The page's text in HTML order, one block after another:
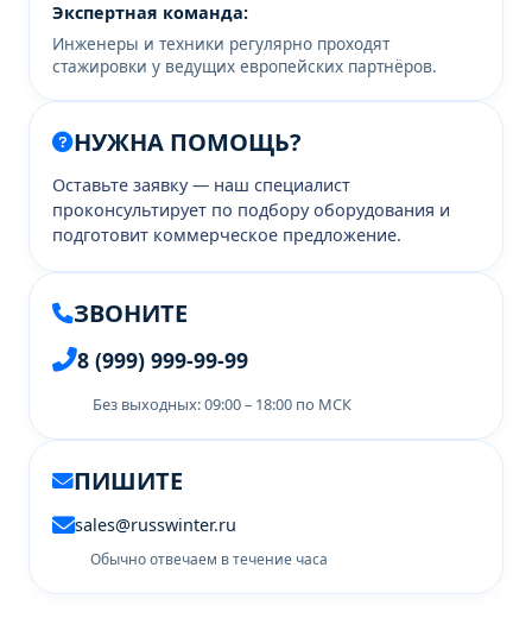
Экспертная команда:
Инженеры и техники регулярно проходят
стажировки у ведущих европейских партнёров.
НУЖНА ПОМОЩЬ?
Оставьте заявку — наш специалист
проконсультирует по подбору оборудования и
подготовит коммерческое предложение.
ЗВОНИТЕ
8 (999) 999-99-99
Без выходных: 09:00 – 18:00 по МСК
ПИШИТЕ
sales@russwinter.ru
Обычно отвечаем в течение часа